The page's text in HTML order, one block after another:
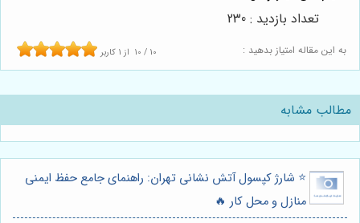
به این مقاله امتیاز بدهید : 10 / 10 از 1 کاربر
تعداد بازدید : 230
مطالب مشابه
⭐️ شارژ کپسول آتش نشانی تهران: راهنمای جامع حفظ ایمنی
منازل و محل کار 🔥